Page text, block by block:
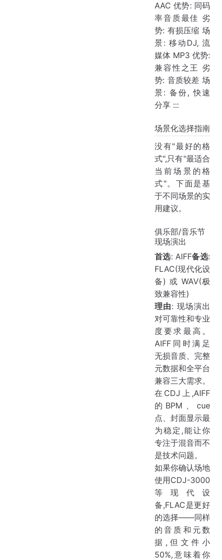
AAC 优势: 同码
率音质最佳 劣
势: 有损压缩 场
景: 移动DJ, 流
媒体 MP3 优势:
兼容性之王 劣
势: 音质较差 场
景: 备份, 快速
分享 :::
场景化选择指南
没有"最好的格
式",只有"最适合
当前场景的格
式"。下面是基
于不同场景的实
用建议。
俱乐部/音乐节
现场演出
首选: AIFF备选:
FLAC(现代化设
备) 或 WAV(极
致兼容性)
理由: 现场演出
对可靠性和专业
度要求最高。
AIFF同时满足
无损音质、完整
元数据和全平台
兼容三大需求。
在CDJ上,AIFF
的BPM、cue
点、封面显示最
为稳定,能让你
专注于混音而不
是技术问题。
如果你确认场地
使用CDJ-3000
等现代设
备,FLAC是更好
的选择——同样
的音质和元数
据,但文件小
50%,意味着你